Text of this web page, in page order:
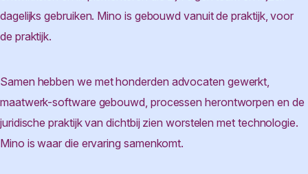
dagelijks gebruiken. Mino is gebouwd vanuit de praktijk, voor
de praktijk.
Samen hebben we met honderden advocaten gewerkt,
maatwerk-software gebouwd, processen herontworpen en de
juridische praktijk van dichtbij zien worstelen met technologie.
Mino is waar die ervaring samenkomt.